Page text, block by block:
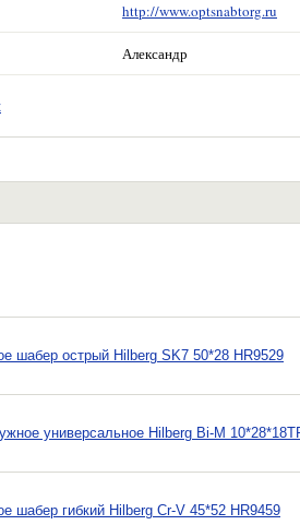
http://www.optsnabtorg.ru
Александр
шабер острый Hilberg SK7 50*28 HR9529
универсальное Hilberg Bi-M
шабер гибкий Hilberg Cr-V 45*52 HR9459